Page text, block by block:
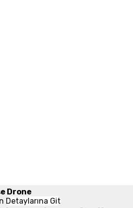
Drone
Detaylarına Git